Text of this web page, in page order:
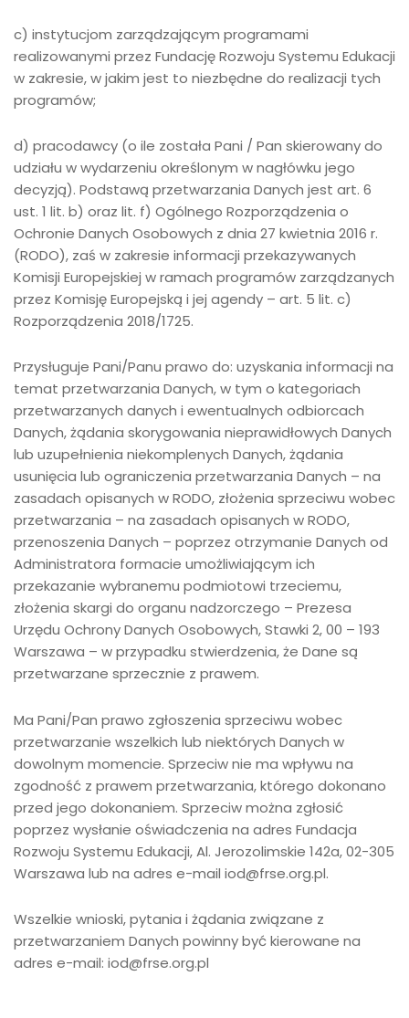
c) instytucjom zarządzającym programami
realizowanymi przez Fundację Rozwoju Systemu Edukacji
w zakresie, w jakim jest to niezbędne do realizacji tych
programów;
d) pracodawcy (o ile została Pani / Pan skierowany do
udziału w wydarzeniu określonym w nagłówku jego
decyzją). Podstawą przetwarzania Danych jest art. 6
ust. 1 lit. b) oraz lit. f) Ogólnego Rozporządzenia o
Ochronie Danych Osobowych z dnia 27 kwietnia 2016 r.
(RODO), zaś w zakresie informacji przekazywanych
Komisji Europejskiej w ramach programów zarządzanych
przez Komisję Europejską i jej agendy – art. 5 lit. c)
Rozporządzenia 2018/1725.
Przysługuje Pani/Panu prawo do: uzyskania informacji na
temat przetwarzania Danych, w tym o kategoriach
przetwarzanych danych i ewentualnych odbiorcach
Danych, żądania skorygowania nieprawidłowych Danych
lub uzupełnienia niekomplenych Danych, żądania
usunięcia lub ograniczenia przetwarzania Danych – na
zasadach opisanych w RODO, złożenia sprzeciwu wobec
przetwarzania – na zasadach opisanych w RODO,
przenoszenia Danych – poprzez otrzymanie Danych od
Administratora formacie umożliwiającym ich
przekazanie wybranemu podmiotowi trzeciemu,
złożenia skargi do organu nadzorczego – Prezesa
Urzędu Ochrony Danych Osobowych, Stawki 2, 00 – 193
Warszawa – w przypadku stwierdzenia, że Dane są
przetwarzane sprzecznie z prawem.
Ma Pani/Pan prawo zgłoszenia sprzeciwu wobec
przetwarzanie wszelkich lub niektórych Danych w
dowolnym momencie. Sprzeciw nie ma wpływu na
zgodność z prawem przetwarzania, którego dokonano
przed jego dokonaniem. Sprzeciw można zgłosić
poprzez wysłanie oświadczenia na adres Fundacja
Rozwoju Systemu Edukacji, Al. Jerozolimskie 142a, 02-305
Warszawa lub na adres e-mail iod@frse.org.pl.
Wszelkie wnioski, pytania i żądania związane z
przetwarzaniem Danych powinny być kierowane na
adres e-mail: iod@frse.org.pl